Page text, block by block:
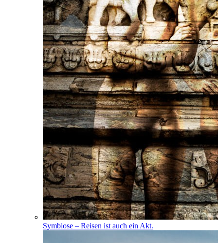
Symbiose – Reisen ist auch ein Akt.